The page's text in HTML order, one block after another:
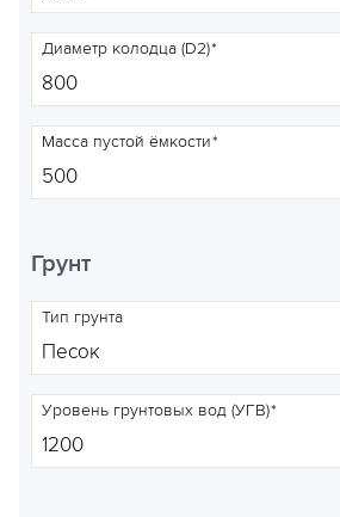
Диаметр колодца (D2)
Масса пустой ёмкости
Грунт
Тип грунта
Уровень грунтовых вод (УГВ)